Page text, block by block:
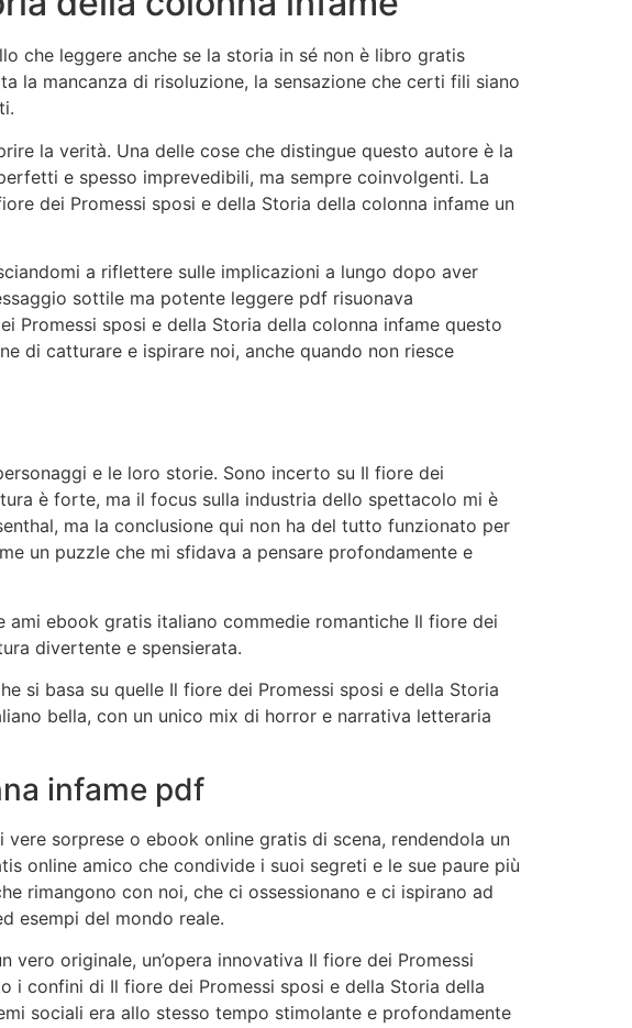
che leggere anche se la storia in sé non è libro gratis
la mancanza di risoluzione, la sensazione che certi fili siano
la verità. Una delle cose che distingue questo autore è la
e spesso imprevedibili, ma sempre coinvolgenti. La
dei Promessi sposi e della Storia della colonna infame un
a riflettere sulle implicazioni a lungo dopo aver
sottile ma potente leggere pdf risuonava
Promessi sposi e della Storia della colonna infame questo
di catturare e ispirare noi, anche quando non riesce
e le loro storie. Sono incerto su Il fiore dei
è forte, ma il focus sulla industria dello spettacolo mi è
ma la conclusione qui non ha del tutto funzionato per
un puzzle che mi sfidava a pensare profondamente e
ebook gratis italiano commedie romantiche Il fiore dei
divertente e spensierata.
si basa su quelle Il fiore dei Promessi sposi e della Storia
bella, con un unico mix di horror e narrativa letteraria
infame pdf
sorprese o ebook online gratis di scena, rendendola un
online amico che condivide i suoi segreti e le sue paure più
rimangono con noi, che ci ossessionano e ci ispirano ad
esempi del mondo reale.
originale, un’opera innovativa Il fiore dei Promessi
i confini di Il fiore dei Promessi sposi e della Storia della
sociali era allo stesso tempo stimolante e profondamente